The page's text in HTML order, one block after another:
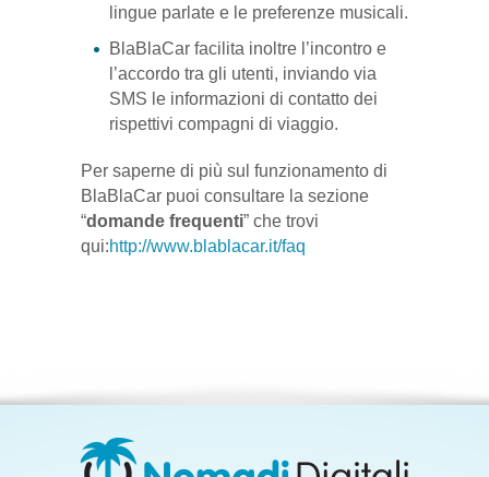
lingue parlate e le preferenze musicali.
BlaBlaCar facilita inoltre l’incontro e
l’accordo tra gli utenti, inviando via
SMS le informazioni di contatto dei
rispettivi compagni di viaggio.
Per saperne di più sul funzionamento di
BlaBlaCar puoi consultare la sezione
“domande frequenti” che trovi
qui:http://www.blablacar.it/faq